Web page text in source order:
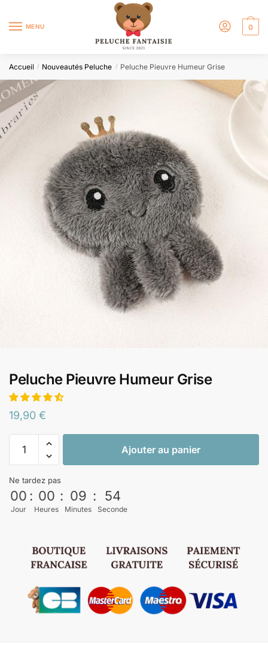
MENU 0
Accueil / Nouveautés Peluche / Peluche Pieuvre Humeur Grise
Peluche Pieuvre Humeur Grise
19,90 €
Ajouter au panier
Ne tardez pas
00
Jour
: 00
Heures
: 09
Minutes
: 53
Seconde